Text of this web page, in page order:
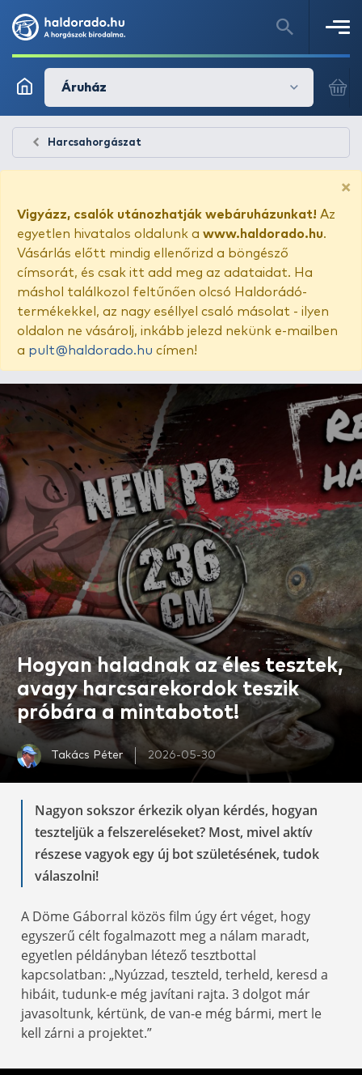
Áruház
Harcsahorgászat
×
Vigyázz, csalók utánozhatják webáruházunkat! Az
egyetlen hivatalos oldalunk a www.haldorado.hu.
Vásárlás előtt mindig ellenőrizd a böngésző
címsorát, és csak itt add meg az adataidat. Ha
máshol találkozol feltűnően olcsó Haldorádó-
termékekkel, az nagy eséllyel csaló másolat - ilyen
oldalon ne vásárolj, inkább jelezd nekünk e-mailben
a pult@haldorado.hu címen!
Hogyan haladnak az éles tesztek,
avagy harcsarekordok teszik
próbára a mintabotot!
Takács Péter 2026-05-30
Nagyon sokszor érkezik olyan kérdés, hogyan
teszteljük a felszereléseket? Most, mivel aktív
részese vagyok egy új bot születésének, tudok
válaszolni!
A Döme Gáborral közös film úgy ért véget, hogy
egyszerű célt fogalmazott meg a nálam maradt,
egyetlen példányban létező tesztbottal
kapcsolatban: „Nyúzzad, teszteld, terheld, keresd a
hibáit, tudunk-e még javítani rajta. 3 dolgot már
javasoltunk, kértünk, de van-e még bármi, mert le
kell zárni a projektet.”